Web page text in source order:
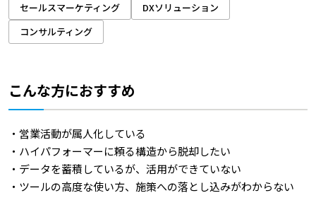
セールスマーケティング
DXソリューション
コンサルティング
こんな方におすすめ
・営業活動が属人化している
・ハイパフォーマーに頼る構造から脱却したい
・データを蓄積しているが、活用ができていない
・ツールの高度な使い方、施策への落とし込みがわからない